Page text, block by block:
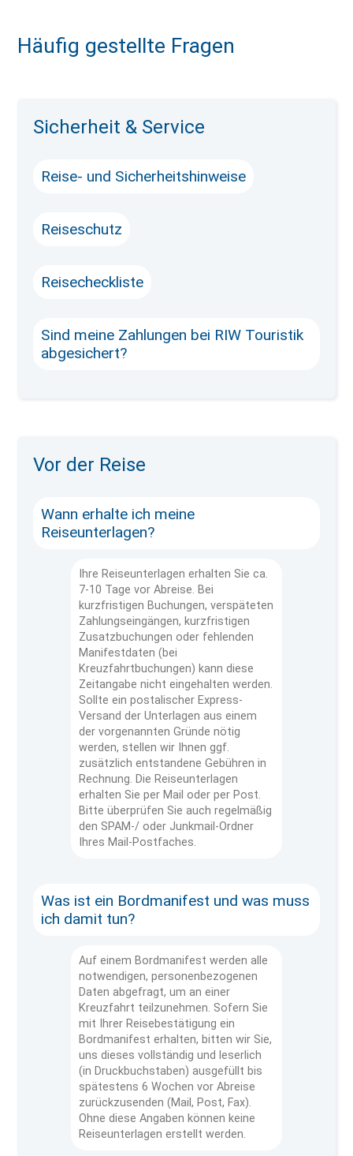
Häufig gestellte Fragen
Sicherheit & Service
Reise- und Sicherheitshinweise
Reiseschutz
Reisecheckliste
Sind meine Zahlungen bei RIW Touristik
abgesichert?
Vor der Reise
Wann erhalte ich meine
Reiseunterlagen?
Ihre Reiseunterlagen erhalten Sie ca.
7-10 Tage vor Abreise. Bei
kurzfristigen Buchungen, verspäteten
Zahlungseingängen, kurzfristigen
Zusatzbuchungen oder fehlenden
Manifestdaten (bei
Kreuzfahrtbuchungen) kann diese
Zeitangabe nicht eingehalten werden.
Sollte ein postalischer Express-
Versand der Unterlagen aus einem
der vorgenannten Gründe nötig
werden, stellen wir Ihnen ggf.
zusätzlich entstandene Gebühren in
Rechnung. Die Reiseunterlagen
erhalten Sie per Mail oder per Post.
Bitte überprüfen Sie auch regelmäßig
den SPAM-/ oder Junkmail-Ordner
Ihres Mail-Postfaches.
Was ist ein Bordmanifest und was muss
ich damit tun?
Auf einem Bordmanifest werden alle
notwendigen, personenbezogenen
Daten abgefragt, um an einer
Kreuzfahrt teilzunehmen. Sofern Sie
mit Ihrer Reisebestätigung ein
Bordmanifest erhalten, bitten wir Sie,
uns dieses vollständig und leserlich
(in Druckbuchstaben) ausgefüllt bis
spätestens 6 Wochen vor Abreise
zurückzusenden (Mail, Post, Fax).
Ohne diese Angaben können keine
Reiseunterlagen erstellt werden.